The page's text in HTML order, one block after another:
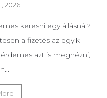
2026
keresni egy állásnál?
a fizetés az egyik
azt is megnézni,